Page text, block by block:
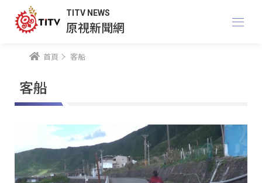
TITV NEWS
原視新聞網
首頁 客船
客船